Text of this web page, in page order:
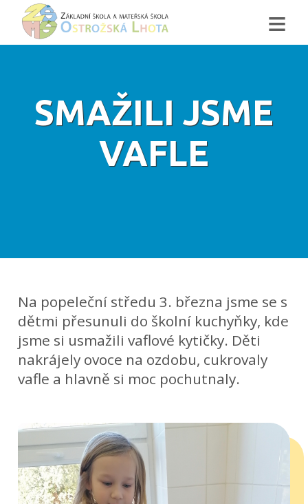
≡
SMAŽILI JSME
VAFLE
Na popeleční středu 3. března jsme se s
dětmi přesunuli do školní kuchyňky, kde
jsme si usmažili vaflové kytičky. Děti
nakrájely ovoce na ozdobu, cukrovaly
vafle a hlavně si moc pochutnaly.